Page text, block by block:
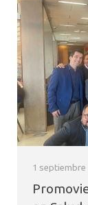
1 septiembre